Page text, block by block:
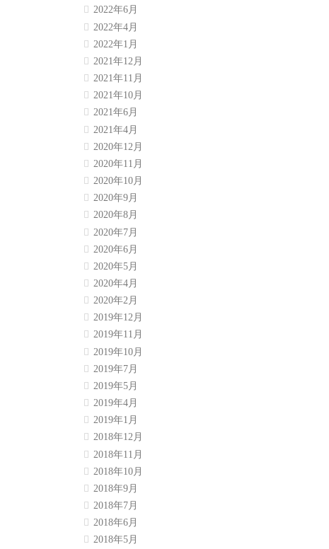
2022年6月
2022年4月
2022年1月
2021年12月
2021年11月
2021年10月
2021年6月
2021年4月
2020年12月
2020年11月
2020年10月
2020年9月
2020年8月
2020年7月
2020年6月
2020年5月
2020年4月
2020年2月
2019年12月
2019年11月
2019年10月
2019年7月
2019年5月
2019年4月
2019年1月
2018年12月
2018年11月
2018年10月
2018年9月
2018年7月
2018年6月
2018年5月